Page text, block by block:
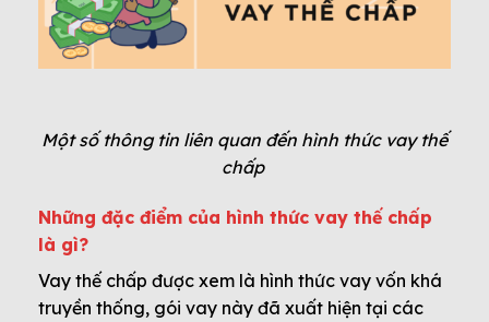
Một số thông tin liên quan đến hình thức vay thế
chấp
Những đặc điểm của hình thức vay thế chấp
là gì?
Vay thế chấp được xem là hình thức vay vốn khá
truyền thống, gói vay này đã xuất hiện tại các